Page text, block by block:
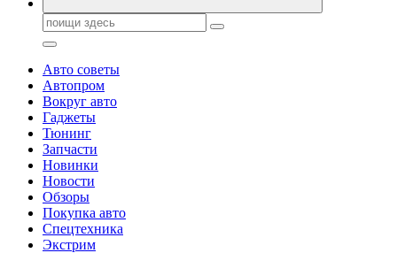
Поиск:
Авто советы
Автопром
Вокруг авто
Гаджеты
Тюнинг
Запчасти
Новинки
Новости
Обзоры
Покупка авто
Спецтехника
Экстрим